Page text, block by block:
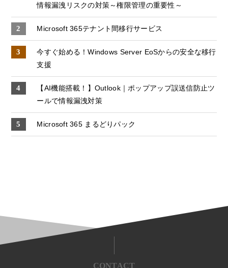
情報漏洩リスクの対策～権限管理の重要性～
Microsoft 365テナント間移行サービス
今すぐ始める！Windows Server EoSからの安全な移行
支援
【AI機能搭載！】Outlook｜ポップアップ誤送信防止ツ
ールで情報漏洩対策
Microsoft 365 まるどりパック
CONTACT